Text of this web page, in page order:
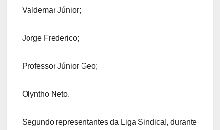
Valdemar Júnior;
Jorge Frederico;
Professor Júnior Geo;
Olyntho Neto.
Segundo representantes da Liga Sindical, durante